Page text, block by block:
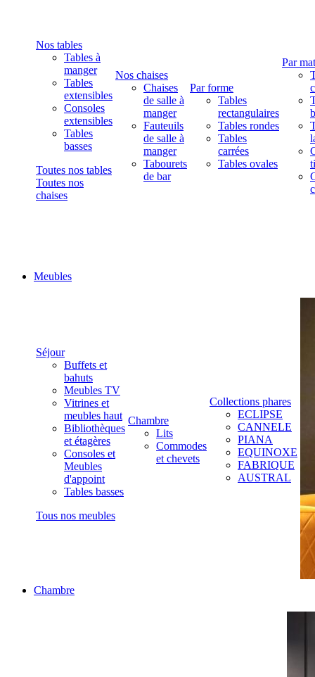
Nos tables
Tables à
manger
Tables
extensibles
Consoles
extensibles
Tables
basses
Toutes nos tables
Toutes nos
chaises
Nos chaises
Chaises
de salle à
manger
Fauteuils
de salle à
manger
Tabourets
de bar
Par forme
Tables
rectangulaires
Tables rondes
Tables
carrées
Tables ovales
Par
Meubles
Séjour
Buffets et
bahuts
Meubles TV
Vitrines et
meubles haut
Bibliothèques
et étagères
Consoles et
Meubles
d'appoint
Tables basses
Tous nos meubles
Chambre
Lits
Commodes
et chevets
Collections phares
ECLIPSE
CANNELE
PIANA
EQUINOXE
FABRIQUE
AUSTRAL
Chambre